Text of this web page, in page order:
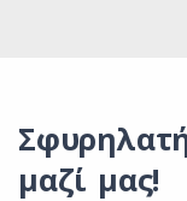
μαζί μας!